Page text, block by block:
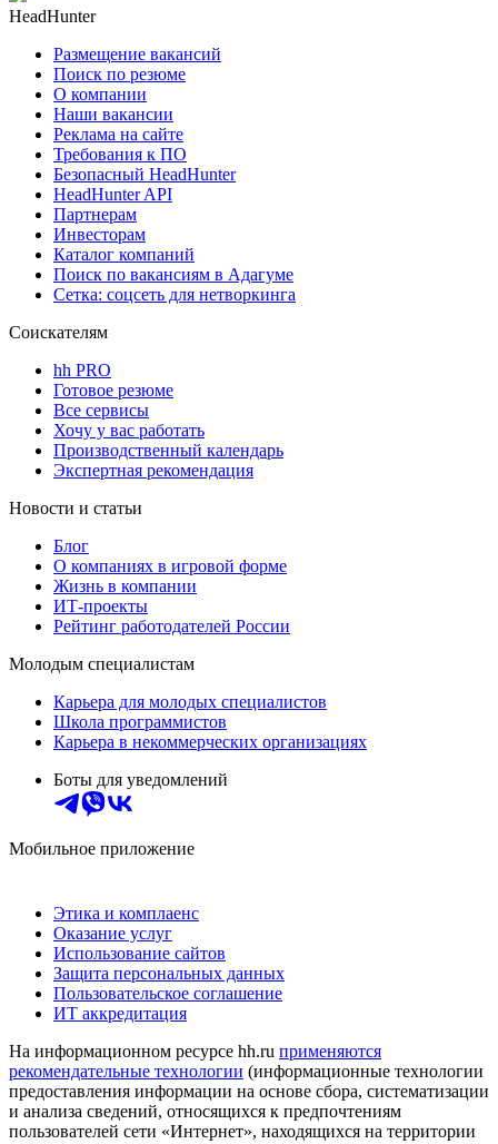
HeadHunter
Размещение вакансий
Поиск по резюме
О компании
Наши вакансии
Реклама на сайте
Требования к ПО
Безопасный HeadHunter
HeadHunter API
Партнерам
Инвесторам
Каталог компаний
Поиск по вакансиям в Адагуме
Сетка: соцсеть для нетворкинга
Соискателям
hh PRO
Готовое резюме
Все сервисы
Хочу у вас работать
Производственный календарь
Экспертная рекомендация
Новости и статьи
Блог
О компаниях в игровой форме
Жизнь в компании
ИТ-проекты
Рейтинг работодателей России
Молодым специалистам
Карьера для молодых специалистов
Школа программистов
Карьера в некоммерческих организациях
Боты для уведомлений
Мобильное приложение
Этика и комплаенс
Оказание услуг
Использование сайтов
Защита персональных данных
Пользовательское соглашение
ИТ аккредитация
На информационном ресурсе hh.ru применяются
рекомендательные технологии (информационные технологии
предоставления информации на основе сбора, систематизации
и анализа сведений, относящихся к предпочтениям
пользователей сети «Интернет», находящихся на территории